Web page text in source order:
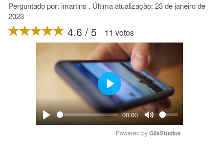
Perguntado por: imartins . Última atualização: 23 de janeiro de
2023
4.6 / 5 11 votos
Play
00:00
Mute
Play
Powered by GliaStudios